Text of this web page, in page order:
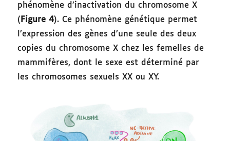
phénomène d’inactivation du chromosome X
( Figure 4). Ce phénomène génétique permet
l’expression des gènes d’une seule des deux
copies du chromosome X chez les femelles de
mammifères, dont le sexe est déterminé par
les chromosomes sexuels XX ou XY.